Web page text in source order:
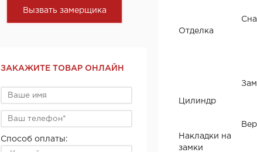
Вызвать замерщика
ЗАКАЖИТЕ ТОВАР ОНЛАЙН
Способ оплаты:
Отделка
Цилиндр
Накладки на
замки